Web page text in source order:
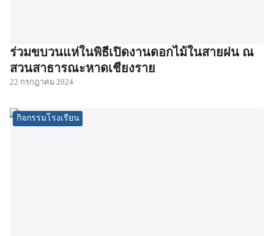
ร่วมขบวนแห่ในพิธีเปิดงานดอกไม้ในสายฝน ณ
สวนสาธารณะหาดเชียงราย
22 กรกฎาคม 2024
กิจกรรมโรงเรียน